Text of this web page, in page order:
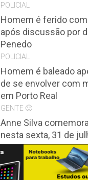
POLICIAL
Homem é ferido
após discussão por
Penedo
POLICIAL
Homem é baleado
de se envolver com
em Porto Real
GENTE 🙂
Anne Silva
nesta sexta, 31 de